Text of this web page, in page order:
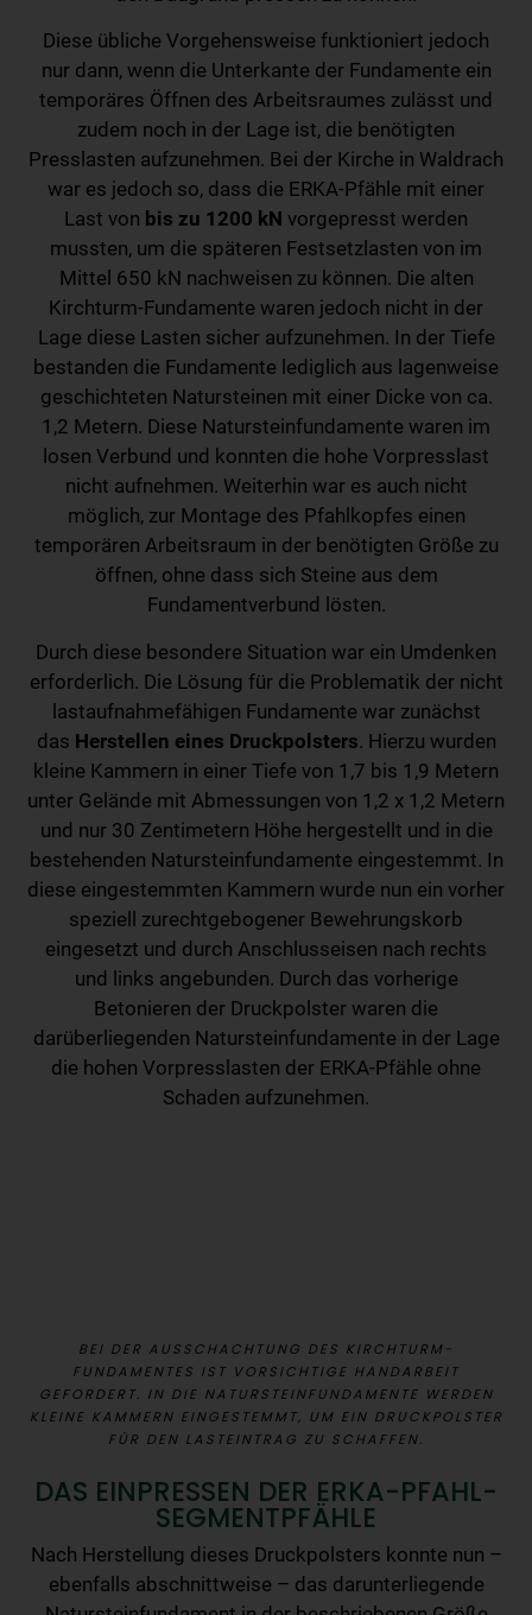
Diese übliche Vorgehensweise funktioniert jedoch
nur dann, wenn die Unterkante der Fundamente ein
temporäres Öffnen des Arbeitsraumes zulässt und
zudem noch in der Lage ist, die benötigten
Presslasten aufzunehmen. Bei der Kirche in Waldrach
war es jedoch so, dass die ERKA-Pfähle mit einer
Last von bis zu 1200 kN vorgepresst werden
mussten, um die späteren Festsetzlasten von im
Mittel 650 kN nachweisen zu können. Die alten
Kirchturm-Fundamente waren jedoch nicht in der
Lage diese Lasten sicher aufzunehmen. In der Tiefe
bestanden die Fundamente lediglich aus lagenweise
geschichteten Natursteinen mit einer Dicke von ca.
1,2 Metern. Diese Natursteinfundamente waren im
losen Verbund und konnten die hohe Vorpresslast
nicht aufnehmen. Weiterhin war es auch nicht
möglich, zur Montage des Pfahlkopfes einen
temporären Arbeitsraum in der benötigten Größe zu
öffnen, ohne dass sich Steine aus dem
Fundamentverbund lösten.
Durch diese besondere Situation war ein Umdenken
erforderlich. Die Lösung für die Problematik der nicht
lastaufnahmefähigen Fundamente war zunächst
das Herstellen eines Druckpolsters. Hierzu wurden
kleine Kammern in einer Tiefe von 1,7 bis 1,9 Metern
unter Gelände mit Abmessungen von 1,2 x 1,2 Metern
und nur 30 Zentimetern Höhe hergestellt und in die
bestehenden Natursteinfundamente eingestemmt. In
diese eingestemmten Kammern wurde nun ein vorher
speziell zurechtgebogener Bewehrungskorb
eingesetzt und durch Anschlusseisen nach rechts
und links angebunden. Durch das vorherige
Betonieren der Druckpolster waren die
darüberliegenden Natursteinfundamente in der Lage
die hohen Vorpresslasten der ERKA-Pfähle ohne
Schaden aufzunehmen.
BEI DER AUSSCHACHTUNG DES KIRCHTURM-
FUNDAMENTES IST VORSICHTIGE HANDARBEIT
GEFORDERT. IN DIE NATURSTEINFUNDAMENTE WERDEN
KLEINE KAMMERN EINGESTEMMT, UM EIN DRUCKPOLSTER
FÜR DEN LASTEINTRAG ZU SCHAFFEN.
DAS EINPRESSEN DER ERKA-PFAHL-
SEGMENTPFÄHLE
Nach Herstellung dieses Druckpolsters konnte nun –
ebenfalls abschnittweise – das darunterliegende